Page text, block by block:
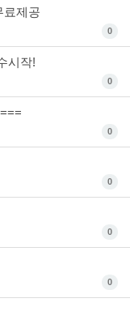
료제공
0
시작!
0
0
0
0
0